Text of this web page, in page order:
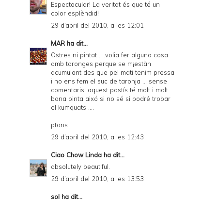
Espectacular! La veritat és que té un
color esplèndid!
29 d’abril del 2010, a les 12:01
MAR ha dit...
Ostres ni pintat .. .volia fer alguna cosa
amb taronges perque se m¡estàn
acumulant des que pel mati tenim pressa
i no ens fem el suc de taronja ... sense
comentaris, aquest pastís té molt i molt
bona pinta aixó si no sé si podré trobar
el kumquats ....
ptons
29 d’abril del 2010, a les 12:43
Ciao Chow Linda ha dit...
absolutely beautiful.
29 d’abril del 2010, a les 13:53
sol ha dit...